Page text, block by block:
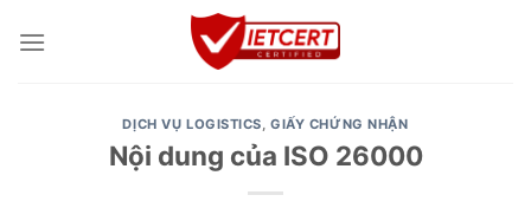
DỊCH VỤ LOGISTICS,GIẤY CHỨNG NHẬN
Nội dung của ISO 26000